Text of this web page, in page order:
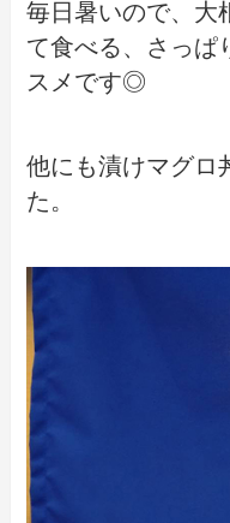
毎日暑いので、大
て食べる、さっぱ
スメです◎
他にも漬けマグロ
た。